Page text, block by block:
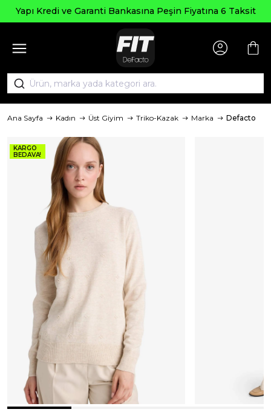
Yapı Kredi ve Garanti Bankasına Peşin Fiyatına 6 Taksit
Ana Sayfa Kadın Üst Giyim Triko-Kazak Marka Defacto
KARGO
BEDAVA!